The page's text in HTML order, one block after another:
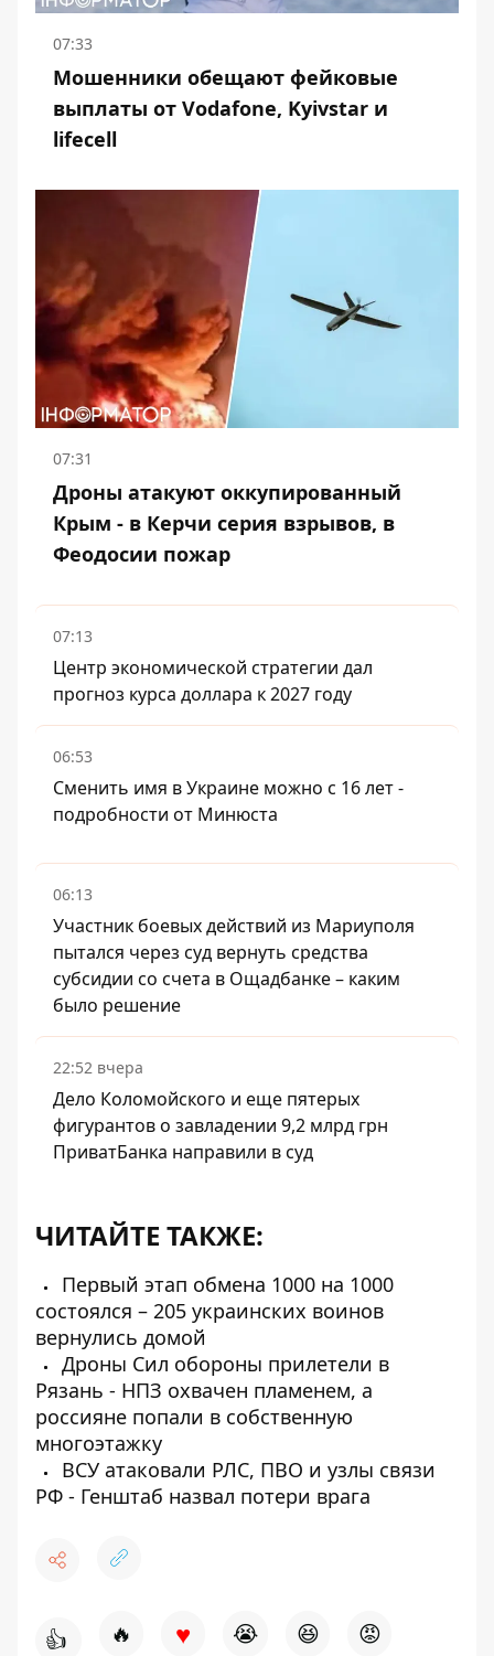
07:33
Мошенники обещают фейковые
выплаты от Vodafone, Kyivstar и
lifecell
07:31
Дроны атакуют оккупированный
Крым - в Керчи серия взрывов, в
Феодосии пожар
07:13
Центр экономической стратегии дал
прогноз курса доллара к 2027 году
06:53
Сменить имя в Украине можно с 16 лет -
подробности от Минюста
06:13
Участник боевых действий из Мариуполя
пытался через суд вернуть средства
субсидии со счета в Ощадбанке – каким
было решение
22:52 вчера
Дело Коломойского и еще пятерых
фигурантов о завладении 9,2 млрд грн
ПриватБанка направили в суд
ЧИТАЙТЕ ТАКЖЕ:
Первый этап обмена 1000 на 1000
состоялся – 205 украинских воинов
вернулись домой
Дроны Сил обороны прилетели в
Рязань - НПЗ охвачен пламенем, а
россияне попали в собственную
многоэтажку
ВСУ атаковали РЛС, ПВО и узлы связи
РФ - Генштаб назвал потери врага
👍 🔥 ♥ 😭 😆 😡